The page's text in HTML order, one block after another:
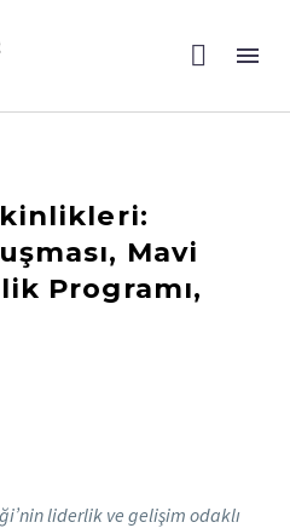
Mavi
Programı,
liderlik ve gelişim odaklı